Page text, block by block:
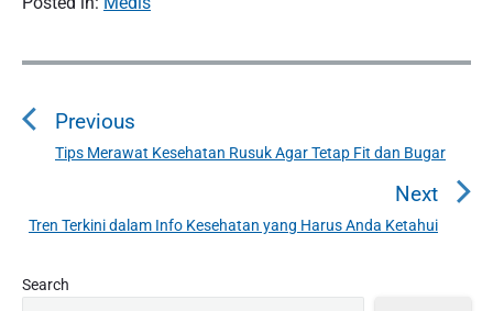
P
s
a
v
i
g
Previous
P
v
o
Tips Merawat Kesehatan Rusuk Agar Tetap Fit dan Bugar
Next
N
Tren Terkini dalam Info Kesehatan yang Harus Anda Ketahui
P
Search